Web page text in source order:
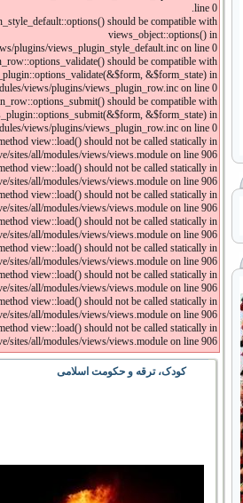
line 0.
should be compatible with
views_object::options() in
plugins/views_plugin_style_default.inc on line 0.
should be compatible with
&$form_state) in
views/plugins/views_plugin_row.inc on line 0.
should be compatible with
&$form_state) in
views/plugins/views_plugin_row.inc on line 0.
view::load() should not be called statically in
sites/all/modules/views/views.module on line 906.
view::load() should not be called statically in
sites/all/modules/views/views.module on line 906.
view::load() should not be called statically in
sites/all/modules/views/views.module on line 906.
view::load() should not be called statically in
sites/all/modules/views/views.module on line 906.
view::load() should not be called statically in
sites/all/modules/views/views.module on line 906.
view::load() should not be called statically in
sites/all/modules/views/views.module on line 906.
view::load() should not be called statically in
sites/all/modules/views/views.module on line 906.
view::load() should not be called statically in
sites/all/modules/views/views.module on line 906.
کودک، ترقه‌ و حکومت اسلامی